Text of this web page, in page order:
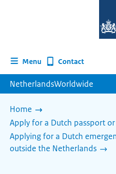
Menu Contact
NetherlandsWorldwide
Home
Apply for a Dutch passport
Applying for a Dutch
outside the Netherlands